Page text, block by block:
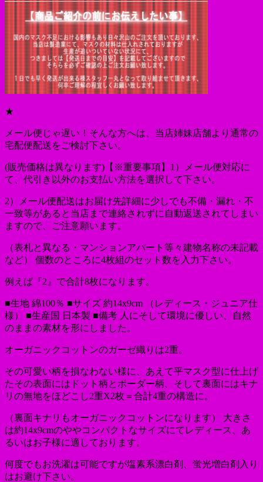
★
メール便じゃ遅い！そんな方へは、当店姉妹店舗より通常の
宅配便配送をご検討下さい。
(販売価格は異なります)【※重要事項】1）メール便対応に
て、代引き以外のお支払い方法を選択して下さい。
2）メール便配送はお届け先詳細に少しでも不備・漏れ・不
一致等があると当店まで連絡されずに自動返送されてしまい
ますので、ご注意願います。
（表札と異なる・マンションアパート等々建物名称の未記載
など） 個数のところに4枚組のセット数を入力下さい。
例えば『2』で合計8枚になります。
■生地 綿100％ ■サイズ 約14x9cm （レディース・ジュニア仕
様） ■生産国 日本製 ■備考 人にそして環境に優しい、自然
のままの素材を形にしました。
オーガニックコットンのガーゼ織りは2重。
その可愛い柄を損なわない様に、あえて平マスク型に仕上げ
たその表面にはドット柄とボーダー柄、そして裏面にはキナ
リの無地をほどこし2重X2枚＝合計4重の構造に。
（裏面キナリもオーガニックコットンになります） 大きさ
は約14x9cmのややコンパクトなサイズにてレディース、あ
るいはお子様に適しております。
何度でもお洗濯は可能ですが塩素系漂白剤、蛍光増白剤入り
はお避け下さい。